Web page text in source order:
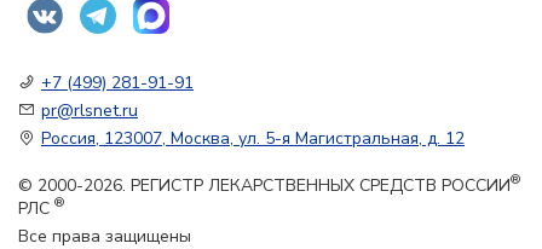
+7 (499) 281-91-91
pr@rlsnet.ru
Россия, 123007, Москва, ул. 5-я Магистральная, д. 12
© 2000-2026. РЕГИСТР ЛЕКАРСТВЕННЫХ СРЕДСТВ РОССИИ®
РЛС ®
Все права защищены